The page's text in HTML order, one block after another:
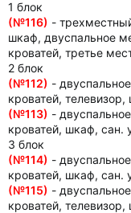
1 блок
(№116) -
шкаф, двуспальное
кроватей, третье
2 блок
(№112) -
кроватей,
(№113) -
кроватей, шкаф, сан.
3 блок
(№114) -
кроватей, шкаф, сан.
(№115) -
кроватей,